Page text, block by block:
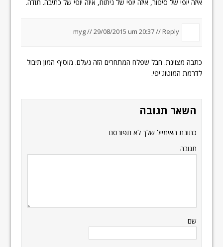
איזה יופי של סיפור, איזה יופי של ניתוח, איזה יופי של כתיבה. תודה.
myg //29/08/2015 um 20:37//Reply
כתבה מצוינת. חבל שפלח המתחרים הזה נעלם. מוסיף המון תיבול
לדרמת המוטוג'יפי.
השאר תגובה
כתובת האימייל שלך לא תפורסם
תגובה
שם